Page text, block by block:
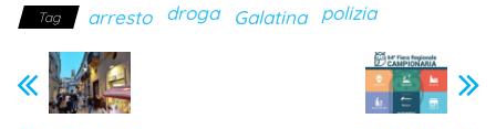
Tag arresto droga Galatina polizia